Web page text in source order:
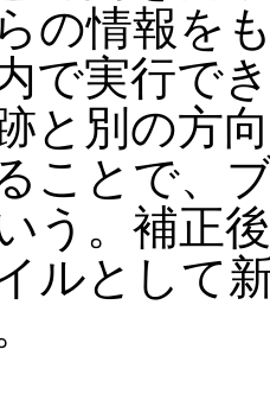
の情報を
で実行で
と別の方
ことで、
う。補正
ルとして